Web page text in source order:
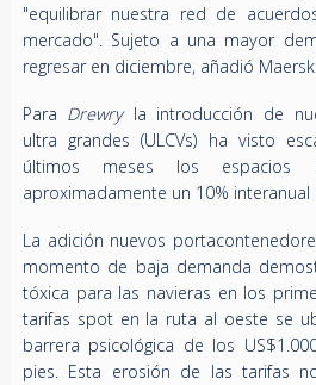
"equilibrar nuestra red de
mercado". Sujeto a una mayor
regresar en diciembre, añadió
Para Drewry la introducción de
ultra grandes (ULCVs) ha visto
últimos meses los espacios
aproximadamente un 10% interanual
La adición nuevos
momento de baja demanda
tóxica para las navieras en los
tarifas spot en la ruta al oeste se
barrera psicológica de los
pies. Esta erosión de las tarifas